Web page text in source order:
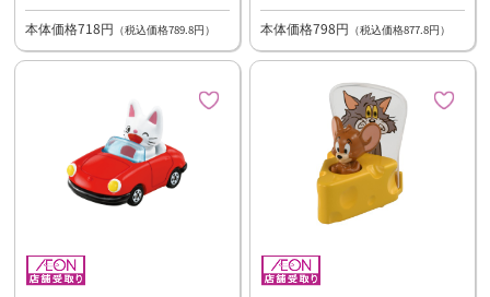
本体価格718円 （税込価格789.8円） 本体価格798円 （税込価格877.8円）